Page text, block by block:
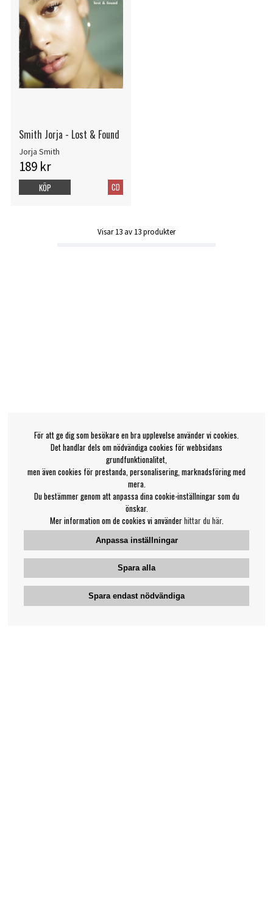
Smith Jorja - Lost & Found
Jorja Smith
189 kr
CD
KÖP
Visar13 av 13produkter
För att ge dig som besökare en bra upplevelse använder vi cookies.
Det handlar dels om nödvändiga cookies för webbsidans
grundfunktionalitet,
men även cookies för prestanda, personalisering, marknadsföring med
mera.
Du bestämmer genom att anpassa dina cookie-inställningar som du
önskar.
Mer information om de cookies vi använderhittar du här.
Anpassa inställningar
Spara alla
Spara endast nödvändiga